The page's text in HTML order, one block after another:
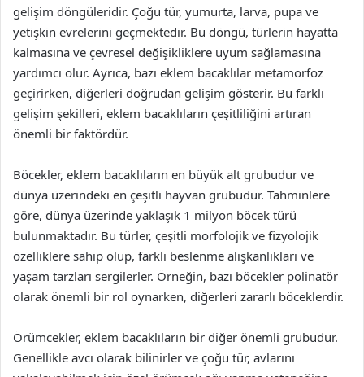
gelişim döngüleridir. Çoğu tür, yumurta, larva, pupa ve
yetişkin evrelerini geçmektedir. Bu döngü, türlerin hayatta
kalmasına ve çevresel değişikliklere uyum sağlamasına
yardımcı olur. Ayrıca, bazı eklem bacaklılar metamorfoz
geçirirken, diğerleri doğrudan gelişim gösterir. Bu farklı
gelişim şekilleri, eklem bacaklıların çeşitliliğini artıran
önemli bir faktördür.
Böcekler, eklem bacaklıların en büyük alt grubudur ve
dünya üzerindeki en çeşitli hayvan grubudur. Tahminlere
göre, dünya üzerinde yaklaşık 1 milyon böcek türü
bulunmaktadır. Bu türler, çeşitli morfolojik ve fizyolojik
özelliklere sahip olup, farklı beslenme alışkanlıkları ve
yaşam tarzları sergilerler. Örneğin, bazı böcekler polinatör
olarak önemli bir rol oynarken, diğerleri zararlı böceklerdir.
Örümcekler, eklem bacaklıların bir diğer önemli grubudur.
Genellikle avcı olarak bilinirler ve çoğu tür, avlarını